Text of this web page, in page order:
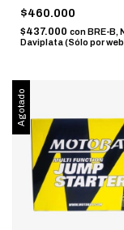
MBJ7500B
$460.000
$437.000 con BRE-B,
Daviplata (Sólo por
Agotado